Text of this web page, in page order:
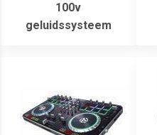
100v
geluidssysteem